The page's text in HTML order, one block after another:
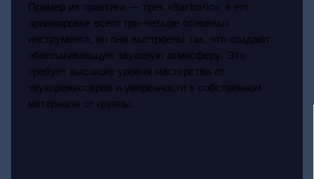
Пример из практики — трек «Barbaric»: в его
аранжировке всего три-четыре основных
инструмента, но они выстроены так, что создают
обволакивающую звуковую атмосферу. Это
требует высокого уровня мастерства от
звукорежиссёров и уверенности в собственном
материале от группы.